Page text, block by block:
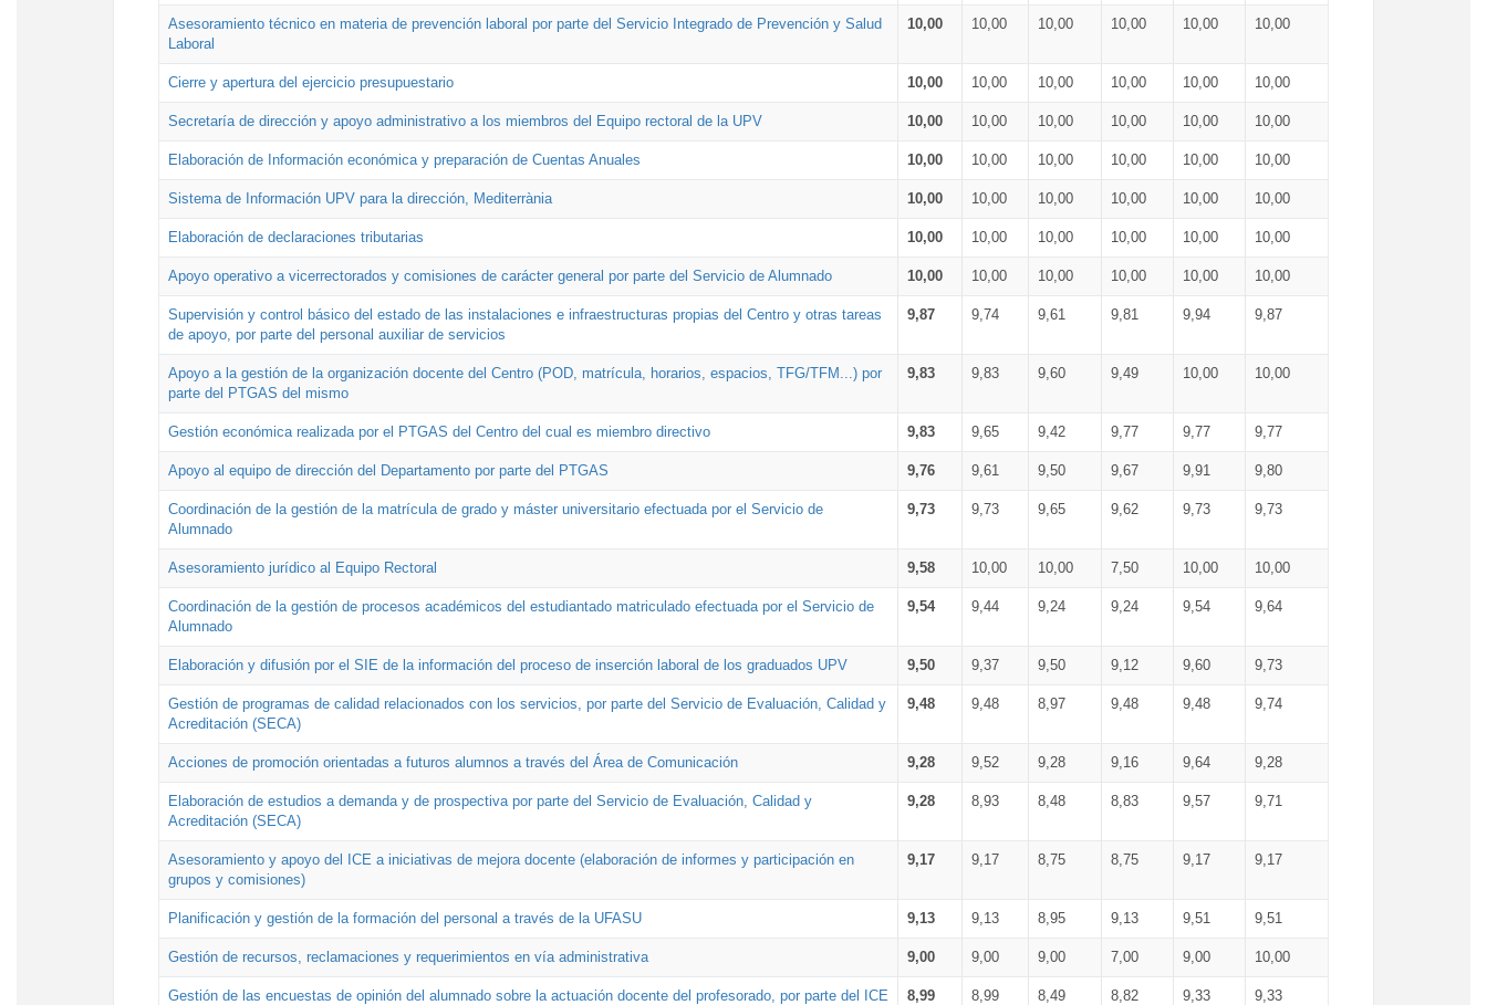
Asesoramiento técnico en materia de prevención laboral por parte del Servicio Integrado de Prevención y Salud
Laboral
10,00 10,00 10,00 10,00 10,00 10,00
Cierre y apertura del ejercicio presupuestario 10,00 10,00 10,00 10,00 10,00 10,00
Secretaría de dirección y apoyo administrativo a los miembros del Equipo rectoral de la UPV 10,00 10,00 10,00 10,00 10,00 10,00
Elaboración de Información económica y preparación de Cuentas Anuales 10,00 10,00 10,00 10,00 10,00 10,00
Sistema de Información UPV para la dirección, Mediterrània 10,00 10,00 10,00 10,00 10,00 10,00
Elaboración de declaraciones tributarias 10,00 10,00 10,00 10,00 10,00 10,00
Apoyo operativo a vicerrectorados y comisiones de carácter general por parte del Servicio de Alumnado 10,00 10,00 10,00 10,00 10,00 10,00
Supervisión y control básico del estado de las instalaciones e infraestructuras propias del Centro y otras tareas
de apoyo, por parte del personal auxiliar de servicios
9,87 9,74 9,61 9,81 9,94 9,87
Apoyo a la gestión de la organización docente del Centro (POD, matrícula, horarios, espacios, TFG/TFM...) por
parte del PTGAS del mismo
9,83 9,83 9,60 9,49 10,00 10,00
Gestión económica realizada por el PTGAS del Centro del cual es miembro directivo 9,83 9,65 9,42 9,77 9,77 9,77
Apoyo al equipo de dirección del Departamento por parte del PTGAS 9,76 9,61 9,50 9,67 9,91 9,80
Coordinación de la gestión de la matrícula de grado y máster universitario efectuada por el Servicio de
Alumnado
9,73 9,73 9,65 9,62 9,73 9,73
Asesoramiento jurídico al Equipo Rectoral 9,58 10,00 10,00 7,50 10,00 10,00
Coordinación de la gestión de procesos académicos del estudiantado matriculado efectuada por el Servicio de
Alumnado
9,54 9,44 9,24 9,24 9,54 9,64
Elaboración y difusión por el SIE de la información del proceso de inserción laboral de los graduados UPV 9,50 9,37 9,50 9,12 9,60 9,73
Gestión de programas de calidad relacionados con los servicios, por parte del Servicio de Evaluación, Calidad y
Acreditación (SECA)
9,48 9,48 8,97 9,48 9,48 9,74
Acciones de promoción orientadas a futuros alumnos a través del Área de Comunicación 9,28 9,52 9,28 9,16 9,64 9,28
Elaboración de estudios a demanda y de prospectiva por parte del Servicio de Evaluación, Calidad y
Acreditación (SECA)
9,28 8,93 8,48 8,83 9,57 9,71
Asesoramiento y apoyo del ICE a iniciativas de mejora docente (elaboración de informes y participación en
grupos y comisiones)
9,17 9,17 8,75 8,75 9,17 9,17
Planificación y gestión de la formación del personal a través de la UFASU 9,13 9,13 8,95 9,13 9,51 9,51
Gestión de recursos, reclamaciones y requerimientos en vía administrativa 9,00 9,00 9,00 7,00 9,00 10,00
Gestión de las encuestas de opinión del alumnado sobre la actuación docente del profesorado, por parte del ICE 8,99 8,99 8,49 8,82 9,33 9,33